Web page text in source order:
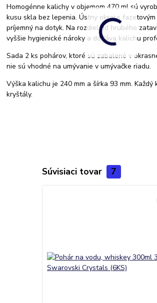
Homogénne kalichy v objemom 470 ml sú
kusu skla bez lepenia. Ústny okraj s
príjemný na dotyk. Na rozdiel od hrubého
vyššie hygienické nároky a dodáva kalichu
Sada 2 ks pohárov, ktoré sú zabalené v
nie sú vhodné na umývanie v umývačke riadu.
Výška kalichu je 240 mm a šírka 93 mm. Každý
kryštály.
Súvisiaci tovar 7